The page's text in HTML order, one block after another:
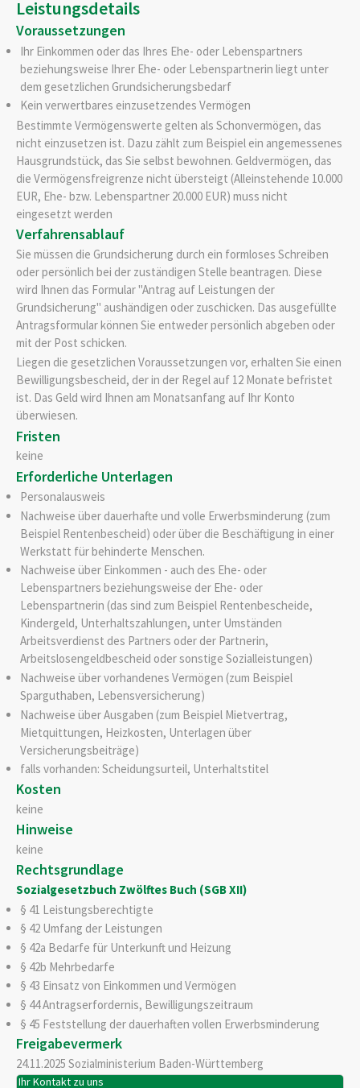
Leistungsdetails
Voraussetzungen
Ihr Einkommen oder das Ihres Ehe- oder Lebenspartners
beziehungsweise Ihrer Ehe- oder Lebenspartnerin liegt unter
dem gesetzlichen Grundsicherungsbedarf
Kein verwertbares einzusetzendes Vermögen
Bestimmte Vermögenswerte gelten als Schonvermögen, das
nicht einzusetzen ist. Dazu zählt zum Beispiel ein angemessenes
Hausgrundstück, das Sie selbst bewohnen. Geldvermögen, das
die Vermögensfreigrenze nicht übersteigt (Alleinstehende 10.000
EUR, Ehe- bzw. Lebenspartner 20.000 EUR) muss nicht
eingesetzt werden
Verfahrensablauf
Sie müssen die Grundsicherung durch ein formloses Schreiben
oder persönlich bei der zuständigen Stelle beantragen. Diese
wird Ihnen das Formular "Antrag auf Leistungen der
Grundsicherung" aushändigen oder zuschicken. Das ausgefüllte
Antragsformular können Sie entweder persönlich abgeben oder
mit der Post schicken.
Liegen die gesetzlichen Voraussetzungen vor, erhalten Sie einen
Bewilligungsbescheid, der in der Regel auf 12 Monate befristet
ist. Das Geld wird Ihnen am Monatsanfang auf Ihr Konto
überwiesen.
Fristen
keine
Erforderliche Unterlagen
Personalausweis
Nachweise über dauerhafte und volle Erwerbsminderung (zum
Beispiel Rentenbescheid) oder über die Beschäftigung in einer
Werkstatt für behinderte Menschen.
Nachweise über Einkommen - auch des Ehe- oder
Lebenspartners beziehungsweise der Ehe- oder
Lebenspartnerin (das sind zum Beispiel Rentenbescheide,
Kindergeld, Unterhaltszahlungen, unter Umständen
Arbeitsverdienst des Partners oder der Partnerin,
Arbeitslosengeldbescheid oder sonstige Sozialleistungen)
Nachweise über vorhandenes Vermögen (zum Beispiel
Sparguthaben, Lebensversicherung)
Nachweise über Ausgaben (zum Beispiel Mietvertrag,
Mietquittungen, Heizkosten, Unterlagen über
Versicherungsbeiträge)
falls vorhanden: Scheidungsurteil, Unterhaltstitel
Kosten
keine
Hinweise
keine
Rechtsgrundlage
Sozialgesetzbuch Zwölftes Buch (SGB XII)
§ 41 Leistungsberechtigte
§ 42 Umfang der Leistungen
§ 42a Bedarfe für Unterkunft und Heizung
§ 42b Mehrbedarfe
§ 43 Einsatz von Einkommen und Vermögen
§ 44 Antragserfordernis, Bewilligungszeitraum
§ 45 Feststellung der dauerhaften vollen Erwerbsminderung
Freigabevermerk
24.11.2025 Sozialministerium Baden-Württemberg
Ihr Kontakt zu uns